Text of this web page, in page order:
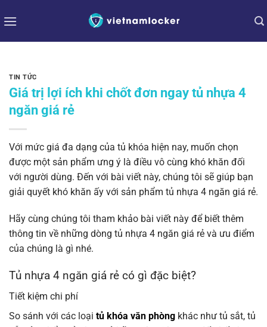
qua
TIN TỨC
Giá trị lợi ích khi chốt đơn ngay tủ nhựa 4
ngăn giá rẻ
Với mức giá đa dạng của tủ khóa hiện nay, muốn chọn
được một sản phẩm ưng ý là điều vô cùng khó khăn đối
với người dùng. Đến với bài viết này, chúng tôi sẽ giúp bạn
giải quyết khó khăn ấy với sản phẩm tủ nhựa 4 ngăn giá rẻ.
Hãy cùng chúng tôi tham khảo bài viết này để biết thêm
thông tin về những dòng tủ nhựa 4 ngăn giá rẻ và ưu điểm
của chúng là gì nhé.
Tủ nhựa 4 ngăn giá rẻ có gì đặc biệt?
Tiết kiệm chi phí
So sánh với các loại tủ khóa văn phòng khác như tủ sắt, tủ